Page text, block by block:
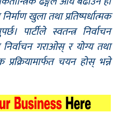
खुला तथा प्रतिष्पर्धात्मक
पार्टीले स्वतन्त्र निर्वाचन
गराओस् र योग्य तथा
चयन होस् भन्ने